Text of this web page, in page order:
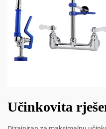
Učinkovita